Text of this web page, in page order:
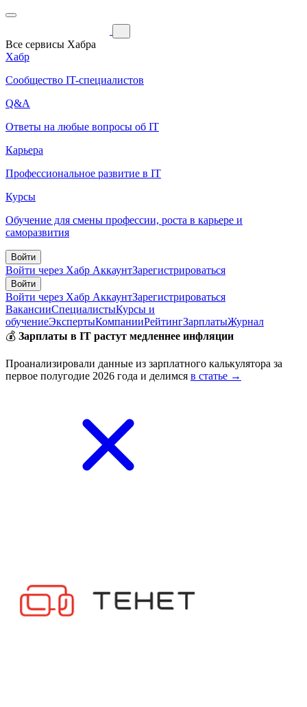
Все сервисы Хабра
Хабр
Сообщество IT-специалистов
Q&A
Ответы на любые вопросы об IT
Карьера
Профессиональное развитие в IT
Курсы
Обучение для смены профессии, роста в карьере и
саморазвития
Войти
Войти через Хабр АккаунтЗарегистрироваться
Войти
Войти через Хабр АккаунтЗарегистрироваться
ВакансииСпециалистыКурсы и
обучениеЭкспертыКомпанииРейтингЗарплатыЖурнал
💰 Зарплаты в IT растут медленнее инфляции
Проанализировали данные из зарплатного калькулятора за
первое полугодие 2026 года и делимся в статье →